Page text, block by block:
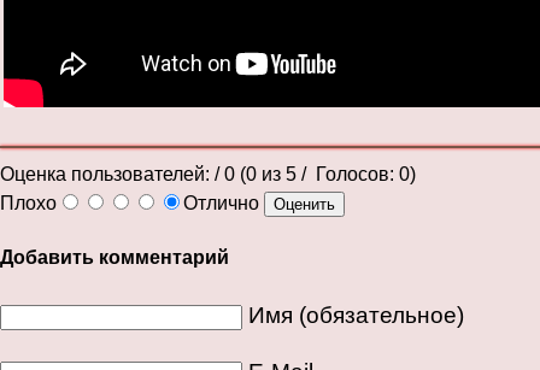
Оценка пользователей: / 0 (0 из 5 / Голосов: 0)
Плохо
Отлично
Добавить комментарий
Имя (обязательное)